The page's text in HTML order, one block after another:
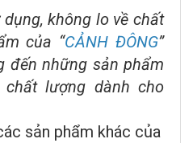
không lo về chất
của “CẢNH ĐÔNG”
đến những sản phẩm
lượng dành cho
sản phẩm khác của